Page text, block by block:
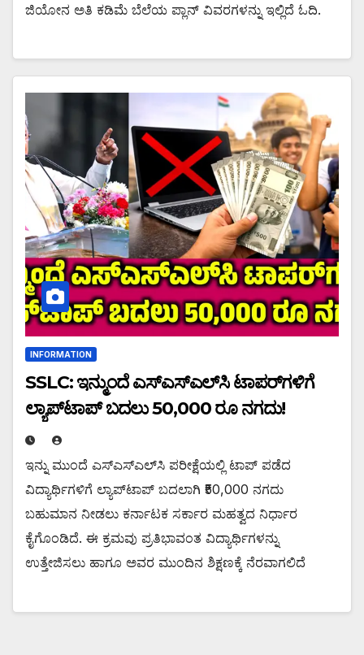
ಜಿಯೋನ ಅತಿ ಕಡಿಮೆ ಬೆಲೆಯ ಪ್ಲಾನ್ ವಿವರಗಳನ್ನು ಇಲ್ಲಿದೆ ಓದಿ.
INFORMATION
SSLC: ಇನ್ಮುಂದೆ ಎಸ್‌ಎಸ್‌ಎಲ್‌ಸಿ ಟಾಪರ್‌ಗಳಿಗೆ
ಲ್ಯಾಪ್‌ಟಾಪ್ ಬದಲು 50,000 ರೂ ನಗದು!
ಇನ್ನು ಮುಂದೆ ಎಸ್‌ಎಸ್‌ಎಲ್‌ಸಿ ಪರೀಕ್ಷೆಯಲ್ಲಿ ಟಾಪ್‌ ಪಡೆದ
ವಿದ್ಯಾರ್ಥಿಗಳಿಗೆ ಲ್ಯಾಪ್‌ಟಾಪ್ ಬದಲಾಗಿ ₹50,000 ನಗದು
ಬಹುಮಾನ ನೀಡಲು ಕರ್ನಾಟಕ ಸರ್ಕಾರ ಮಹತ್ವದ ನಿರ್ಧಾರ
ಕೈಗೊಂಡಿದೆ. ಈ ಕ್ರಮವು ಪ್ರತಿಭಾವಂತ ವಿದ್ಯಾರ್ಥಿಗಳನ್ನು
ಉತ್ತೇಜಿಸಲು ಹಾಗೂ ಅವರ ಮುಂದಿನ ಶಿಕ್ಷಣಕ್ಕೆ ನೆರವಾಗಲಿದೆ